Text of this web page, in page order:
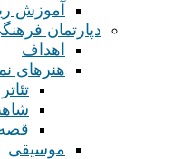
آموزش
دپارتمان
اهداف
هنرهای
تئاتر
موسیقی